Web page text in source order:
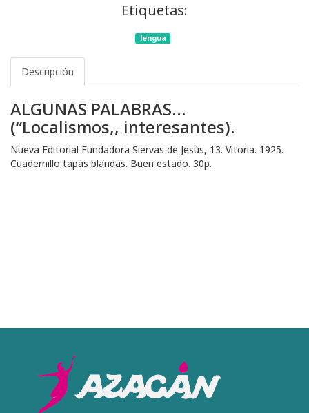
Etiquetas:
lengua
Descripción
ALGUNAS PALABRAS...
(“Localismos,, interesantes).
Nueva Editorial Fundadora Siervas de Jesús, 13. Vitoria. 1925.
Cuadernillo tapas blandas. Buen estado. 30p.